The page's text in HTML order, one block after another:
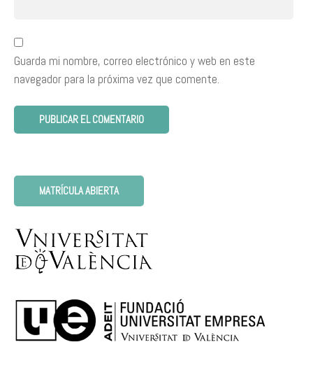
Guarda mi nombre, correo electrónico y web en este
navegador para la próxima vez que comente.
MATRÍCULA ABIERTA